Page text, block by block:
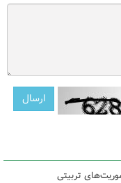
تربیتی